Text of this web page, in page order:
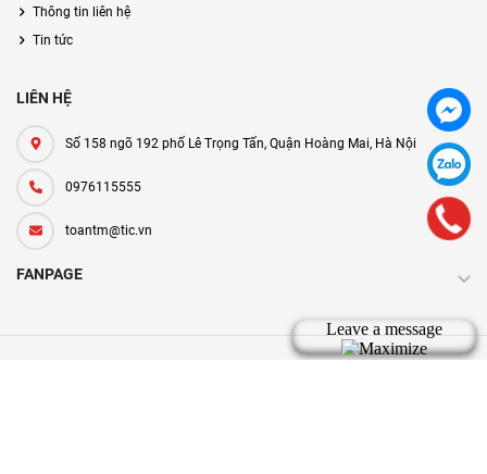
Thông tin liên hệ
Tin tức
LIÊN HỆ
Số 158 ngõ 192 phố Lê Trọng Tấn, Quận Hoàng Mai, Hà Nội
0976115555
toantm@tic.vn
FANPAGE